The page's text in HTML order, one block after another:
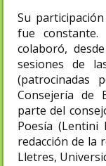
Su
fue
colaboró,
sesiones de
(patrocinadas
Consejería de
parte del
Poesía (Lentini
redacción de la
Lletres,